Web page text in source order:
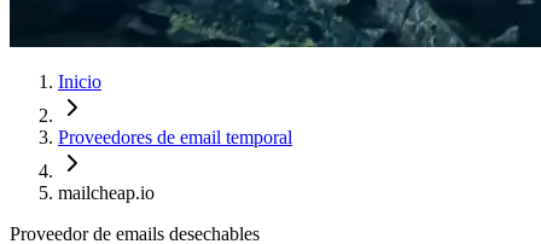
Inicio
Proveedores de email temporal
mailcheap.io
Proveedor de emails desechables